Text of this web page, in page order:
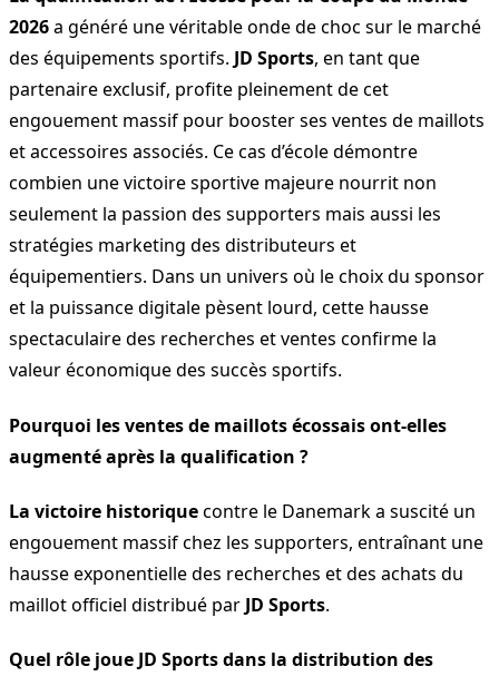
2026a généré une véritable onde de choc sur le marché
des équipements sportifs. JD Sports, en tant que
partenaire exclusif, profite pleinement de cet
engouement massif pour booster ses ventes de maillots
et accessoires associés. Ce cas d’école démontre
combien une victoire sportive majeure nourrit non
seulement la passion des supporters mais aussi les
stratégies marketing des distributeurs et
équipementiers. Dans un univers où le choix du sponsor
et la puissance digitale pèsent lourd, cette hausse
spectaculaire des recherches et ventes confirme la
valeur économique des succès sportifs.
Pourquoi les ventes de maillots écossais ont-elles
augmenté après la qualification ?
La victoire historiquecontre le Danemark a suscité un
engouement massif chez les supporters, entraînant une
hausse exponentielle des recherches et des achats du
maillot officiel distribué par JD Sports.
Quel rôle joue JD Sports dans la distribution des